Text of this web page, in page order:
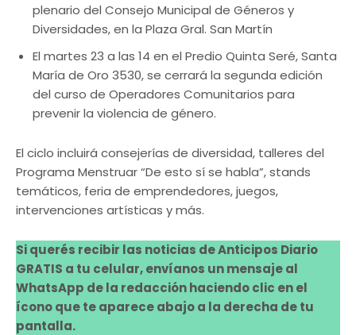
plenario del Consejo Municipal de Géneros y
Diversidades, en la Plaza Gral. San Martín
El martes 23 a las 14 en el Predio Quinta Seré, Santa
María de Oro 3530, se cerrará la segunda edición
del curso de Operadores Comunitarios para
prevenir la violencia de género.
El ciclo incluirá consejerías de diversidad, talleres del
Programa Menstruar “De esto sí se habla”, stands
temáticos, feria de emprendedores, juegos,
intervenciones artísticas y más.
Si querés recibir las noticias de Anticipos Diario
GRATIS a tu celular, envíanos un mensaje al
WhatsApp de la redacción haciendo clic en el
ícono que te aparece abajo a la derecha de tu
pantalla.